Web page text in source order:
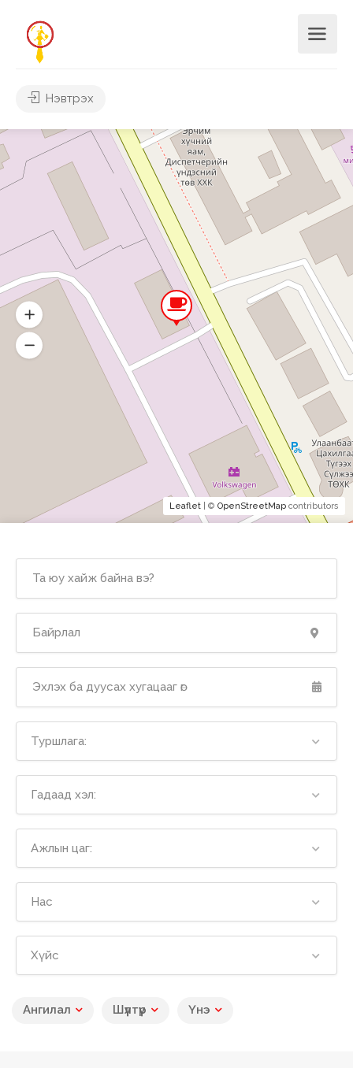
Нэвтрэх
Leaflet | © OpenStreetMap contributors
Туршлага:
Гадаад хэл:
Ажлын цаг:
Нас
Хүйс
Ангилал Шүүлтүүр Үнэ